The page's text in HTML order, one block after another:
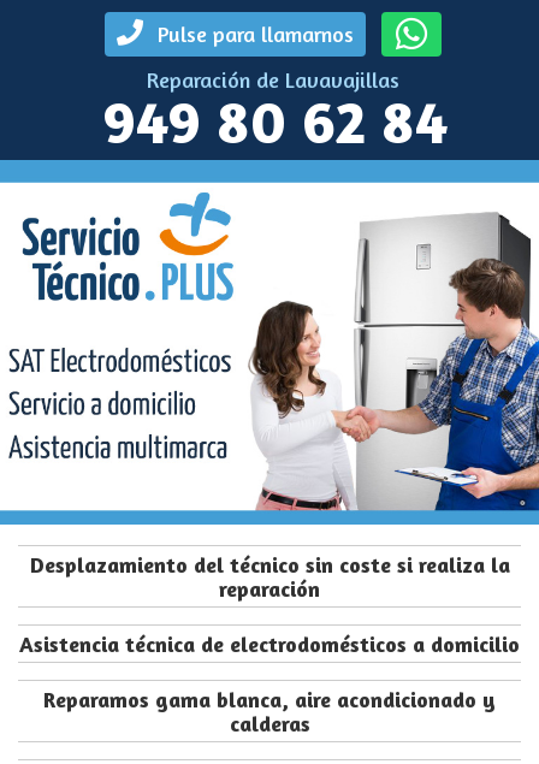
Pulse para llamarnos
Reparación de Lavavajillas
949 80 62 84
Desplazamiento del técnico sin coste si realiza la
reparación
Asistencia técnica de electrodomésticos a domicilio
Reparamos gama blanca, aire acondicionado y
calderas